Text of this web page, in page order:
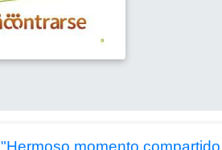
"Hermoso momento